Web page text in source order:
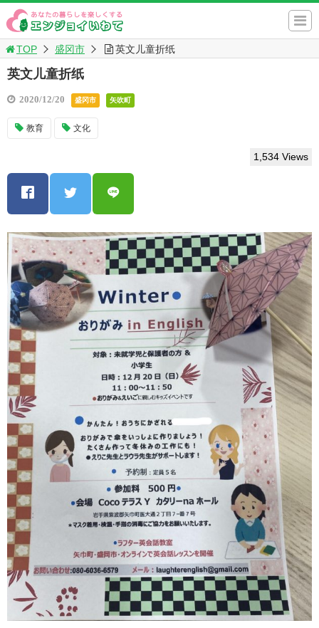
TOP 盛冈市 英文儿童折纸
英文儿童折纸
2020/12/20 盛冈市 矢吹町
教育 文化
1,534 Views